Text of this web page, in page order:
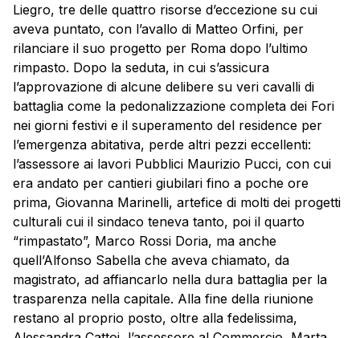
Liegro, tre delle quattro risorse d’eccezione su cui
aveva puntato, con l’avallo di Matteo Orfini, per
rilanciare il suo progetto per Roma dopo l’ultimo
rimpasto. Dopo la seduta, in cui s’assicura
l’approvazione di alcune delibere su veri cavalli di
battaglia come la pedonalizzazione completa dei Fori
nei giorni festivi e il superamento del residence per
l’emergenza abitativa, perde altri pezzi eccellenti:
l’assessore ai lavori Pubblici Maurizio Pucci, con cui
era andato per cantieri giubilari fino a poche ore
prima, Giovanna Marinelli, artefice di molti dei progetti
culturali cui il sindaco teneva tanto, poi il quarto
“rimpastato”, Marco Rossi Doria, ma anche
quell’Alfonso Sabella che aveva chiamato, da
magistrato, ad affiancarlo nella dura battaglia per la
trasparenza nella capitale. Alla fine della riunione
restano al proprio posto, oltre alla fedelissima,